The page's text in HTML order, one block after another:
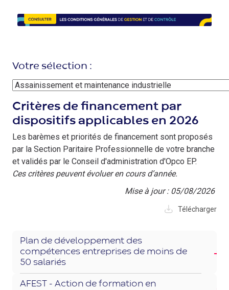
Image
Votre sélection :
Critères de financement par
dispositifs applicables en 2026
Les barèmes et priorités de financement sont proposés
par la Section Paritaire Professionnelle de votre branche
et validés par le Conseil d'administration d'Opco EP.
Ces critères peuvent évoluer en cours d’année.
Mise à jour : 05/08/2026
Télécharger
Plan de développement des
compétences entreprises de moins de
50 salariés
AFEST - Action de formation en